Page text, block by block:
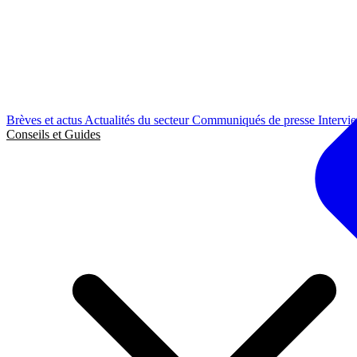
Brèves et actus Actualités du secteurCommuniqués de presse
Conseils et Guides